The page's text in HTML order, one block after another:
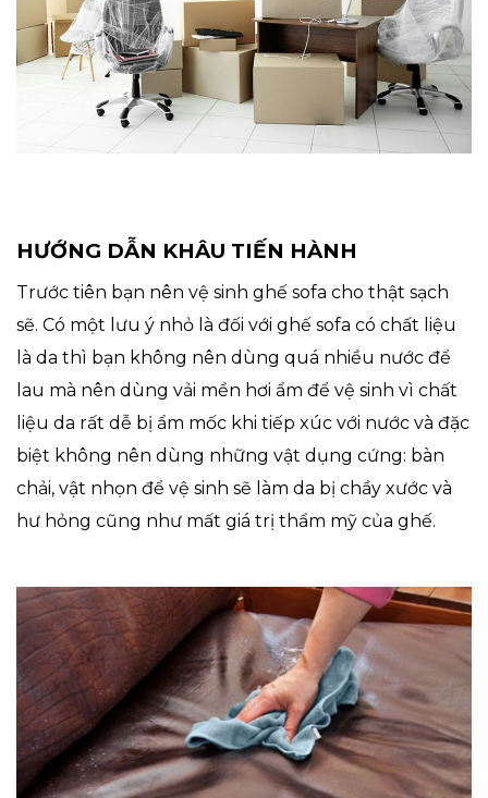
HƯỚNG DẪN KHÂU TIẾN HÀNH
Trước tiên bạn nên vệ sinh ghế sofa cho thật sạch
sẽ. Có một lưu ý nhỏ là đối với ghế sofa có chất liệu
là da thì bạn không nên dùng quá nhiều nước để
lau mà nên dùng vải mền hơi ẩm để vệ sinh vì chất
liệu da rất dễ bị ẩm mốc khi tiếp xúc với nước và đặc
biệt không nên dùng những vật dụng cứng: bàn
chải, vật nhọn để vệ sinh sẽ làm da bị chầy xước và
hư hỏng cũng như mất giá trị thẩm mỹ của ghế.